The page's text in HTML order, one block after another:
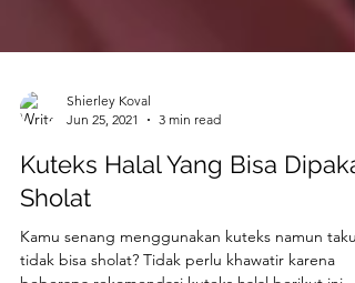
Jun 25, 2021
3 min read
Kuteks Halal Yang Bisa Dipakai
Sholat
Kamu senang menggunakan kuteks namun takut